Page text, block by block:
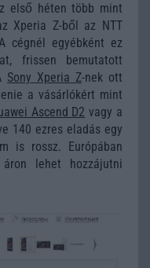
első héten több mint
Xperia Z-ből az NTT
cégnél egyébként ez
frissen bemutatott
Sony Xperia Z-nek ott
a vásárlókért mint
Ascend D2 vagy a
140 ezres eladás egy
is rossz. Európában
lehet hozzájutni